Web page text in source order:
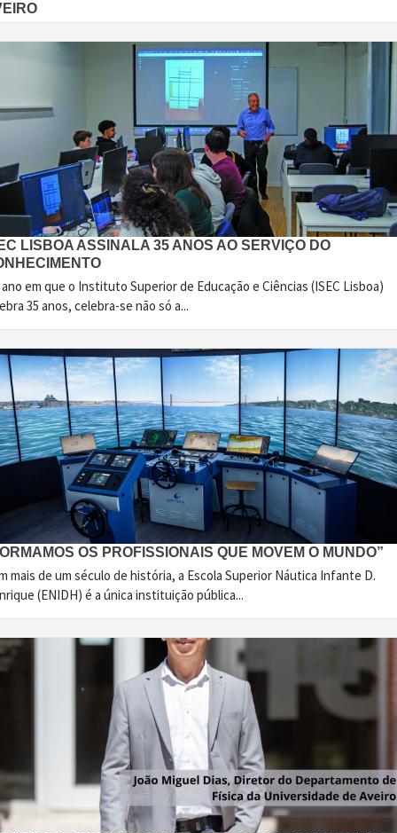
LISBOA ASSINALA 35 ANOS AO SERVIÇO DO
em que o Instituto Superior de Educação e Ciências (ISEC Lisboa)
35 anos, celebra-se não só a...
OS PROFISSIONAIS QUE MOVEM O MUNDO”
mais de um século de história, a Escola Superior Náutica Infante D.
(ENIDH) é a única instituição pública...